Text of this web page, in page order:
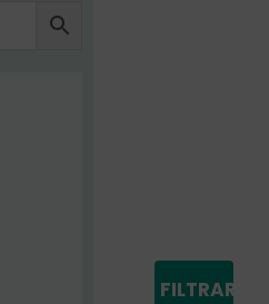
FILTRAR